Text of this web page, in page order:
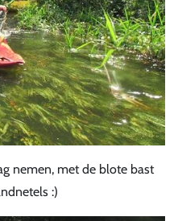
nemen, met de blote bast
:)